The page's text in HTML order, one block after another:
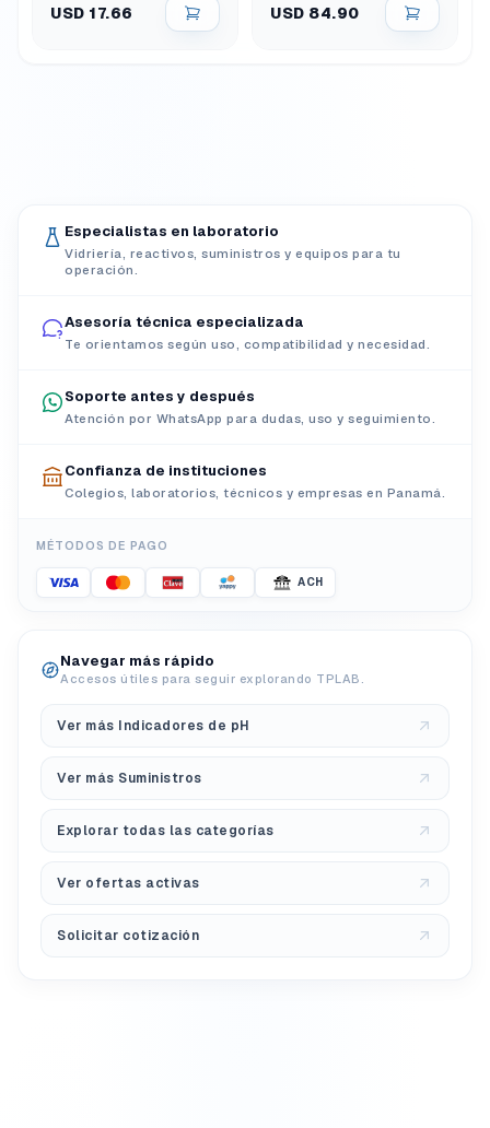
USD 17.66 USD 84.90
Especialistas en laboratorio
Vidriería, reactivos, suministros y equipos para tu
operación.
Asesoría técnica especializada
Te orientamos según uso, compatibilidad y necesidad.
Soporte antes y después
Atención por WhatsApp para dudas, uso y seguimiento.
Confianza de instituciones
Colegios, laboratorios, técnicos y empresas en Panamá.
MÉTODOS DE PAGO
ACH
Navegar más rápido
Accesos útiles para seguir explorando TPLAB.
Ver más Indicadores de pH
Ver más Suministros
Explorar todas las categorías
Ver ofertas activas
Solicitar cotización